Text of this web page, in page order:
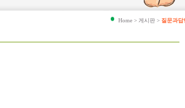
Home > 게시판 > 질문과답